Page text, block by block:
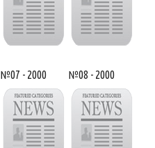
№07 - 2000 №08 - 2000